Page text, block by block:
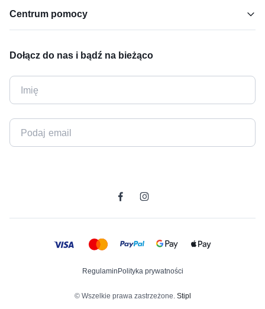
Centrum pomocy
Dołącz do nas i bądź na bieżąco
RegulaminPolityka prywatności
© Wszelkie prawa zastrzeżone. Stipl